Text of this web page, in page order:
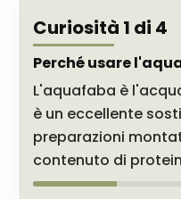
Curiosità 1 di 4
Perché usare
L'aquafaba è
è un eccellente
preparazioni
contenuto di